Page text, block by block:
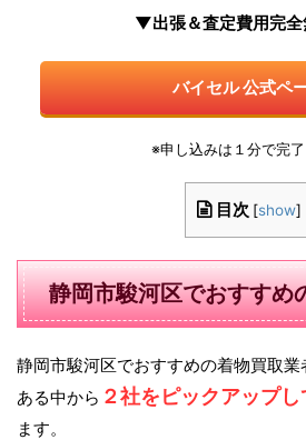
▼出張＆査定費用完
バイセル 公式ペ
※申し込みは１分で完
目次 [show]
静岡市駿河区でおすすめ
静岡市駿河区でおすすめの着物買取
ある中から ２社をピックアップ
ます。